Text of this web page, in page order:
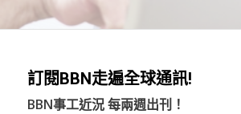
訂閱BBN走遍全球通訊!
BBN事工近況 每兩週出刊！